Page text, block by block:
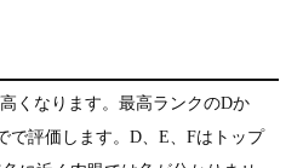
くなります。最高ランクのDか
で評価します。D、E、Fはトップ